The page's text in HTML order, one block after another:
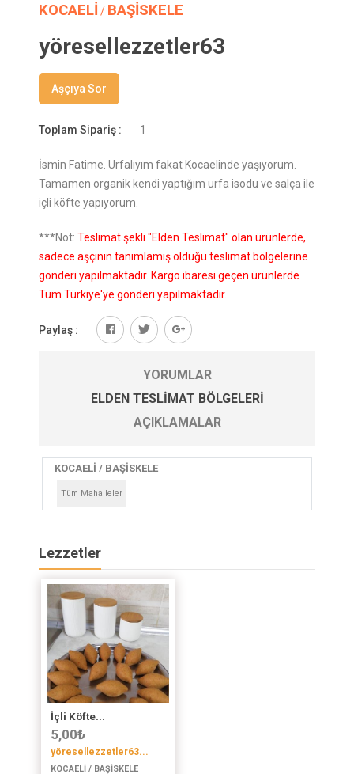
KOCAELİ / BAŞİSKELE
yöresellezzetler63
Aşçıya Sor
Toplam Sipariş : 1
İsmin Fatime. Urfalıyım fakat Kocaelinde yaşıyorum.
Tamamen organik kendi yaptığım urfa isodu ve salça ile
içli köfte yapıyorum.
***Not: Teslimat şekli "Elden Teslimat" olan ürünlerde,
sadece aşçının tanımlamış olduğu teslimat bölgelerine
gönderi yapılmaktadır. Kargo ibaresi geçen ürünlerde
Tüm Türkiye'ye gönderi yapılmaktadır.
Paylaş :
YORUMLAR
ELDEN TESLIMAT BÖLGELERI
AÇIKLAMALAR
KOCAELİ / BAŞİSKELE
Tüm Mahalleler
Lezzetler
İçli Köfte...
5,00₺
yöresellezzetler63...
KOCAELİ / BAŞİSKELE